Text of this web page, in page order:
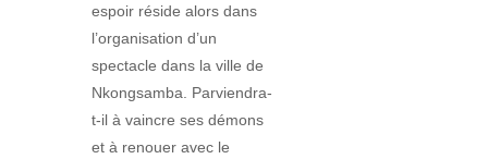
espoir réside alors dans
l’organisation d’un
spectacle dans la ville de
Nkongsamba. Parviendra-
t-il à vaincre ses démons
et à renouer avec le